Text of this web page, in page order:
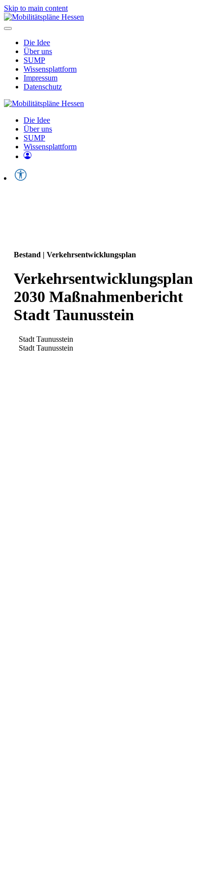
Skip to main content
Die Idee
Über uns
SUMP
Wissensplattform
Impressum
Datenschutz
Die Idee
Über uns
SUMP
Wissensplattform
Bestand | Verkehrsentwicklungsplan
Verkehrsentwicklungsplan
2030 Maßnahmenbericht
Stadt Taunusstein
Stadt Taunusstein
Stadt Taunusstein